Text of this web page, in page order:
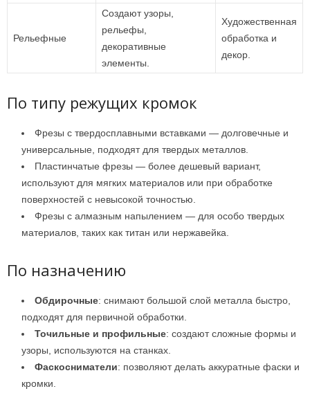
Рельефные
Создают узоры,
рельефы,
декоративные
элементы.
Художественная
обработка и
декор.
По типу режущих кромок
Фрезы с твердосплавными вставками — долговечные и
универсальные, подходят для твердых металлов.
Пластинчатые фрезы — более дешевый вариант,
используют для мягких материалов или при обработке
поверхностей с невысокой точностью.
Фрезы с алмазным напылением — для особо твердых
материалов, таких как титан или нержавейка.
По назначению
Обдирочные: снимают большой слой металла быстро,
подходят для первичной обработки.
Точильные и профильные: создают сложные формы и
узоры, используются на станках.
Фаскосниматели: позволяют делать аккуратные фаски и
кромки.